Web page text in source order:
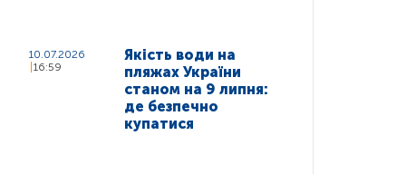
10.07.2026
16:59
Якість води на
пляжах України
станом на 9 липня:
де безпечно
купатися